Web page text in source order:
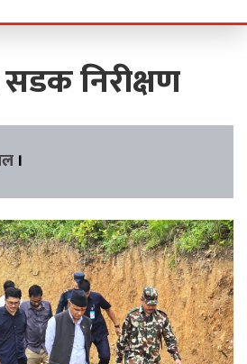
सडक निरीक्षण
।